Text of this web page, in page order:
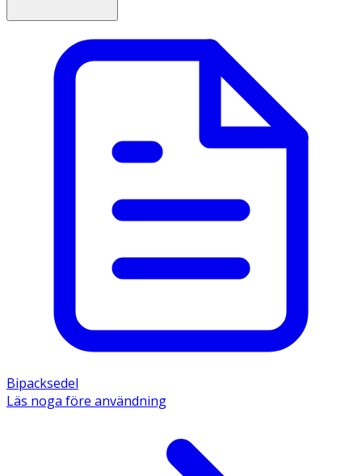
Bipacksedel
Läs noga före användning